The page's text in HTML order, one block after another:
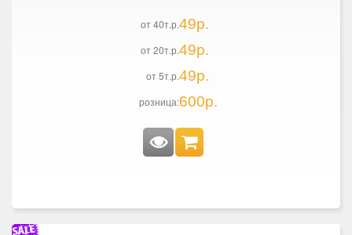
от 40т.р.49р.
от 20т.р.49р.
от 5т.р.49р.
розница:600р.